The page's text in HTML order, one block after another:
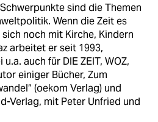
sind die Themen
Wenn die Zeit es
noch mit Kirche, Kindern
arbeitet er seit 1993,
auch für DIE ZEIT, WOZ,
einiger Bücher, Zum
(oekom Verlag) und
Verlag, mit Peter Unfried und